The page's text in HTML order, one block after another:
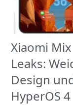
Xiaomi
Leaks:
Design
HyperOS 4